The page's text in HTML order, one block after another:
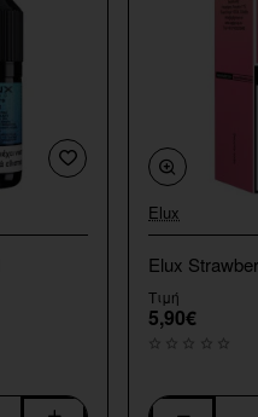
Elux
Elux
Τιμή
5,90€